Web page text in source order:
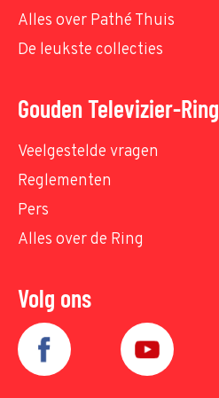
Alles over Pathé Thuis
De leukste collecties
Gouden Televizier-Ring
Veelgestelde vragen
Reglementen
Pers
Alles over de Ring
Volg ons